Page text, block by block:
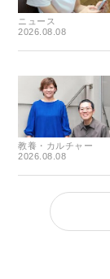
ニュース
2026.08.08
教養・カルチャー
2026.08.08